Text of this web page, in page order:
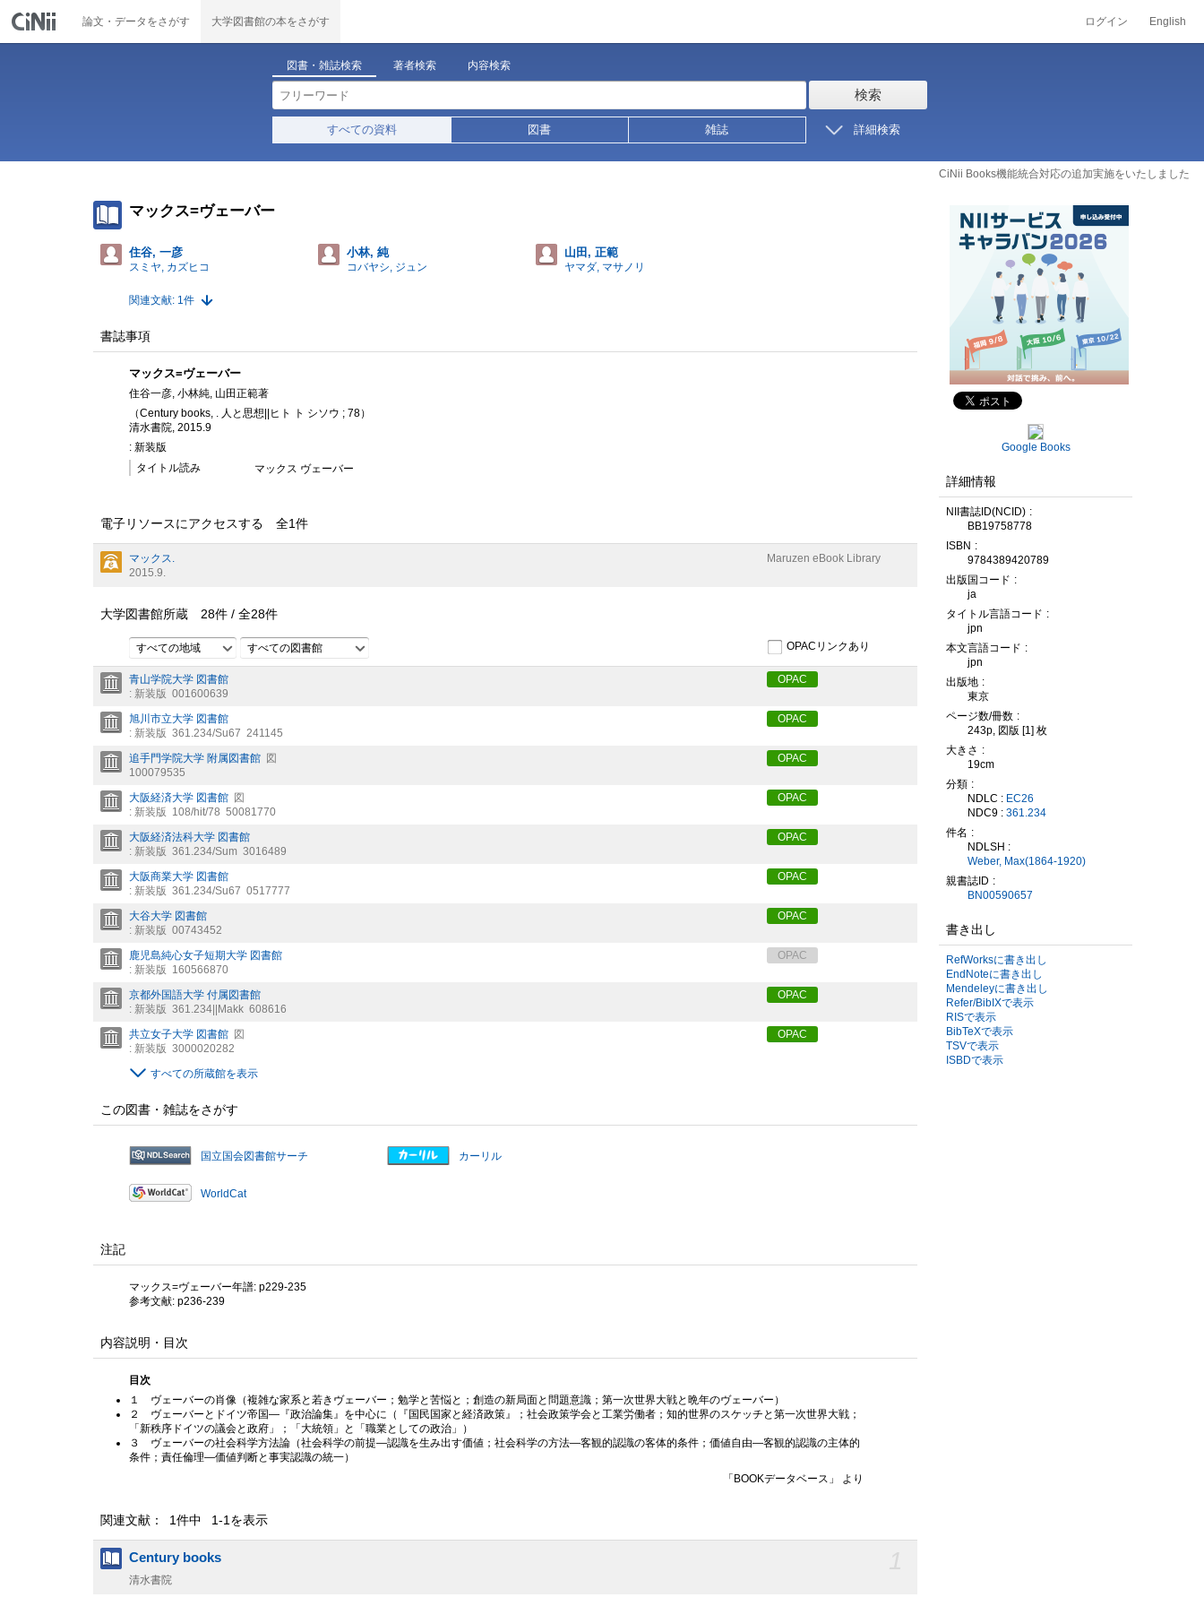
論文・データをさがす 大学図書館の本をさがす ログイン English
図書・雑誌検索 著者検索 内容検索
検索
すべての資料 図書 雑誌 詳細検索
CiNii Books機能統合対応の追加実施をいたしました
マックス=ヴェーバー
住谷, 一彦
スミヤ, カズヒコ
小林, 純
コバヤシ, ジュン
山田, 正範
ヤマダ, マサノリ
関連文献: 1件
書誌事項
マックス=ヴェーバー
住谷一彦, 小林純, 山田正範著
（Century books, . 人と思想||ヒト ト シソウ ; 78）
清水書院, 2015.9
: 新装版
タイトル読み
マックス ヴェーバー
電子リソースにアクセスする 全1件
マックス.
2015.9.
Maruzen eBook Library
大学図書館所蔵 28件 / 全28件
すべての地域 すべての図書館 OPACリンクあり
青山学院大学 図書館
: 新装版 001600639
OPAC
旭川市立大学 図書館
: 新装版 361.234/Su67 241145
OPAC
追手門学院大学 附属図書館 図
100079535
OPAC
大阪経済大学 図書館 図
: 新装版 108/hit/78 50081770
OPAC
大阪経済法科大学 図書館
: 新装版 361.234/Sum 3016489
OPAC
大阪商業大学 図書館
: 新装版 361.234/Su67 0517777
OPAC
大谷大学 図書館
: 新装版 00743452
OPAC
鹿児島純心女子短期大学 図書館
: 新装版 160566870
OPAC
京都外国語大学 付属図書館
: 新装版 361.234||Makk 608616
OPAC
共立女子大学 図書館 図
: 新装版 3000020282
OPAC
すべての所蔵館を表示
この図書・雑誌をさがす
国立国会図書館サーチ カーリル
WorldCat
注記
マックス=ヴェーバー年譜: p229-235
参考文献: p236-239
内容説明・目次
目次
１ ヴェーバーの肖像（複雑な家系と若きヴェーバー；勉学と苦悩と；創造の新局面と問題意識；第一次世界大戦と晩年のヴェーバー）
２ ヴェーバーとドイツ帝国—『政治論集』を中心に（『国民国家と経済政策』；社会政策学会と工業労働者；知的世界のスケッチと第一次世界大戦；
「新秩序ドイツの議会と政府」；「大統領」と「職業としての政治」）
３ ヴェーバーの社会科学方法論（社会科学の前提—認識を生み出す価値；社会科学の方法—客観的認識の客体的条件；価値自由—客観的認識の主体的
条件；責任倫理—価値判断と事実認識の統一）
「BOOKデータベース」 より
関連文献： 1件中 1-1を表示
Century books
清水書院
Google Books
詳細情報
NII書誌ID(NCID)
BB19758778
ISBN
9784389420789
出版国コード
ja
タイトル言語コード
jpn
本文言語コード
jpn
出版地
東京
ページ数/冊数
243p, 図版 [1] 枚
大きさ
19cm
分類
NDLC : EC26
NDC9 : 361.234
件名
NDLSH :
Weber, Max(1864-1920)
親書誌ID
BN00590657
書き出し
RefWorksに書き出し
EndNoteに書き出し
Mendeleyに書き出し
Refer/BibIXで表示
RISで表示
BibTeXで表示
TSVで表示
ISBDで表示